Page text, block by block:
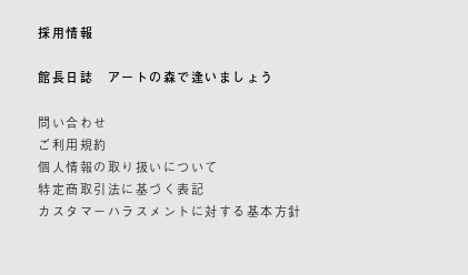
採用情報
館長日誌 アートの森で逢いましょう
問い合わせ
ご利用規約
個人情報の取り扱いについて
特定商取引法に基づく表記
カスタマーハラスメントに対する基本方針